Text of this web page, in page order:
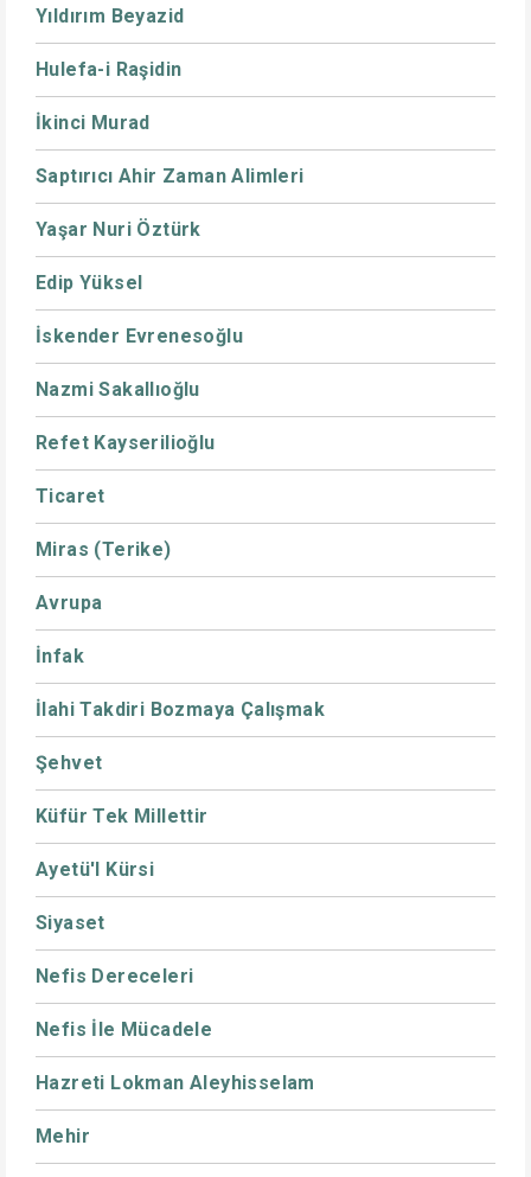
Yıldırım Beyazid
Hulefa-i Raşidin
İkinci Murad
Saptırıcı Ahir Zaman Alimleri
Yaşar Nuri Öztürk
Edip Yüksel
İskender Evrenesoğlu
Nazmi Sakallıoğlu
Refet Kayserilioğlu
Ticaret
Miras (Terike)
Avrupa
İnfak
İlahi Takdiri Bozmaya Çalışmak
Şehvet
Küfür Tek Millettir
Ayetü'l Kürsi
Siyaset
Nefis Dereceleri
Nefis İle Mücadele
Hazreti Lokman Aleyhisselam
Mehir